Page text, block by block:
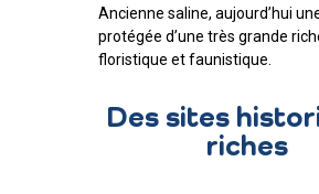
Ancienne saline, aujourd’hui
protégée d’une très grande
floristique et faunistique.
Des sites
riches